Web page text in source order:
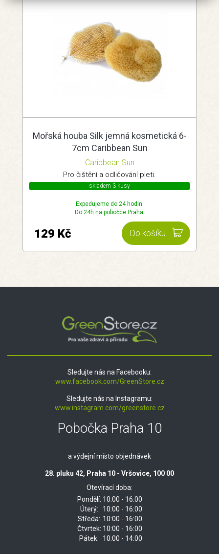
Mořská houba Silk jemná kosmetická 6-
7cm Caribbean Sun
Caribbean Sun
Pro čištění a odličování pleti.
skladem 3 kusy
Expedujeme do 24 hodin.
Do 24h na pobočce Praha.
Do košíku
129 Kč
Sledujte nás na Facebooku:
www.facebook.com/GreenStore.cz
Sledujte nás na Instagramu:
www.instagram.com/greenstore.cz
Pobočka Praha 10
a výdejní místo objednávek
28. pluku 42, Praha 10 - Vršovice, 100 00
Otevírací doba:
Pondělí: 10:00 - 16:00
Úterý:
10:00 - 16:00
Středa: 10:00 - 16:00
Čtvrtek: 10:00 - 16:00
Pátek:
10:00 - 14:00